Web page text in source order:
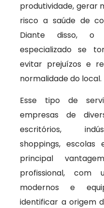
produtividade, gerar
risco a saúde de
Diante disso, o
especializado se
evitar prejuízos e
normalidade do local.
Esse tipo de
empresas de
escritórios,
shoppings,
principal
profissional, com
modernos e
identificar a origem